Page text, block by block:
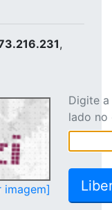
,
imagem]
Digite
lado no